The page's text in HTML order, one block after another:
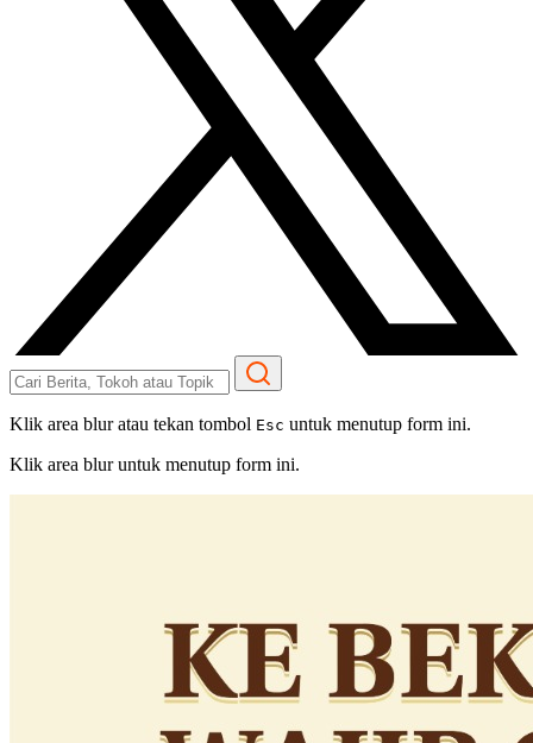
Klik area blur atau tekan tombol Esc untuk menutup form ini.
Klik area blur untuk menutup form ini.